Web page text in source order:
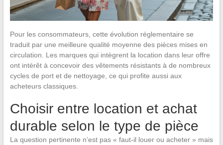
Pour les consommateurs, cette évolution réglementaire se
traduit par une meilleure qualité moyenne des pièces mises en
circulation. Les marques qui intègrent la location dans leur offre
ont intérêt à concevoir des vêtements résistants à de nombreux
cycles de port et de nettoyage, ce qui profite aussi aux
acheteurs classiques.
Choisir entre location et achat
durable selon le type de pièce
La question pertinente n’est pas « faut-il louer ou acheter » mais